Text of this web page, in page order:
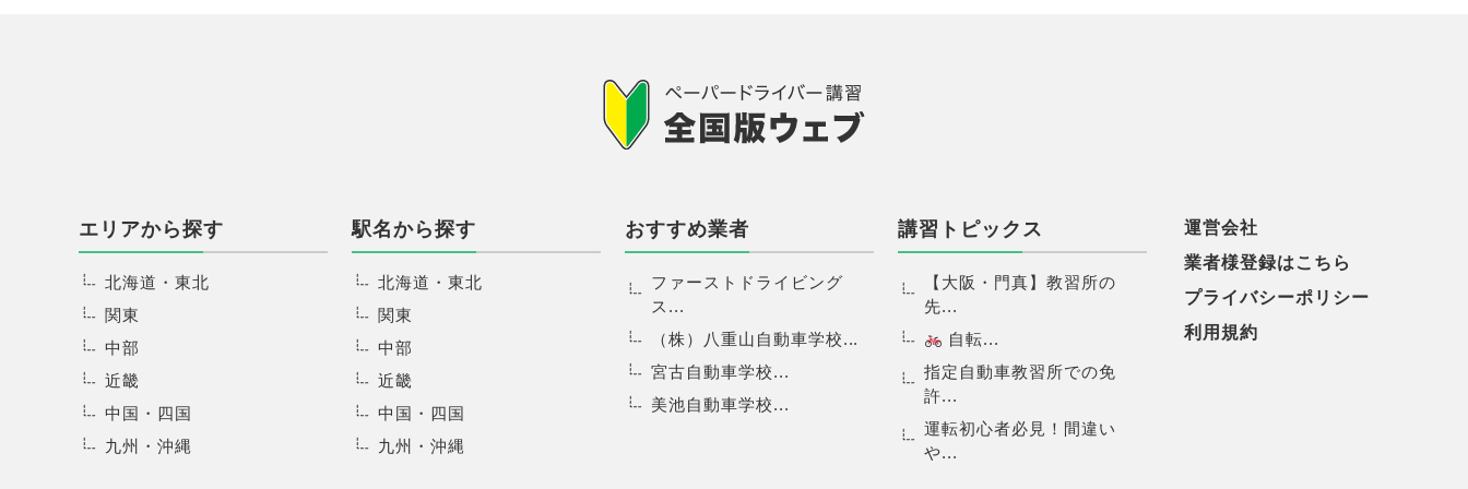
エリアから探す
北海道・東北
関東
中部
近畿
中国・四国
九州・沖縄
駅名から探す
北海道・東北
関東
中部
近畿
中国・四国
九州・沖縄
おすすめ業者
ファーストドライビング
ス...
（株）八重山自動車学校...
宮古自動車学校...
美池自動車学校...
講習トピックス
【大阪・門真】教習所の
先...
自転...
指定自動車教習所での免
許...
運転初心者必見！間違い
や...
運営会社
業者様登録はこちら
プライバシーポリシー
利用規約